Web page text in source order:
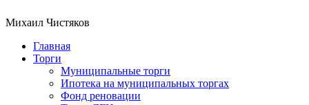
Михаил Чистяков
Главная
Торги
Муниципальные торги
Ипотека на муниципальных торгах
Фонд реновации